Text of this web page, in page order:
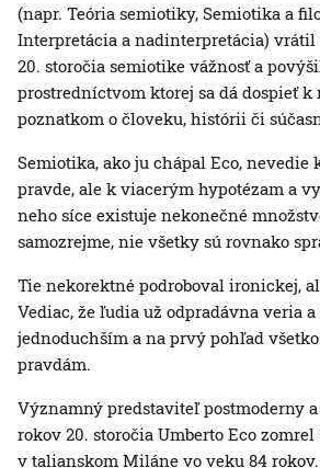
(napr. Teória semiotiky, Semiotika a
Interpretácia a nadinterpretácia)
20. storočia semiotike vážnosť a
prostredníctvom ktorej sa dá dospieť k
poznatkom o človeku, histórii či
Semiotika, ako ju chápal Eco, nevedie
pravde, ale k viacerým hypotézam a
neho síce existuje nekonečné
samozrejme, nie všetky sú rovnako
Tie nekorektné podroboval ironickej,
Vediac, že ľudia už odpradávna veria
jednoduchším a na prvý pohľad
pravdám.
Významný predstaviteľ postmoderny
rokov 20. storočia Umberto Eco zomrel
v talianskom Miláne vo veku 84 rokov.